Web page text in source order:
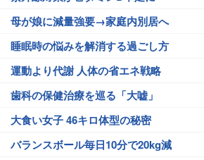
母が娘に減量強要→家庭内別居へ
睡眠時の悩みを解消する過ごし方
運動より代謝 人体の省エネ戦略
歯科の保健治療を巡る「大嘘」
大食い女子 46キロ体型の秘密
バランスボール毎日10分で20kg減